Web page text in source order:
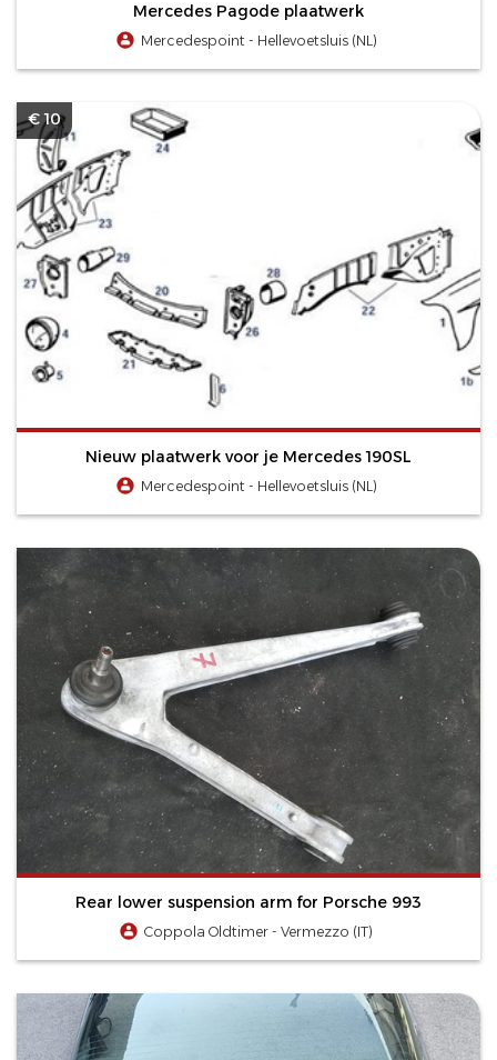
Mercedes Pagode plaatwerk
Mercedespoint - Hellevoetsluis (NL)
€ 10
Nieuw plaatwerk voor je Mercedes 190SL
Mercedespoint - Hellevoetsluis (NL)
Rear lower suspension arm for Porsche 993
Coppola Oldtimer - Vermezzo (IT)